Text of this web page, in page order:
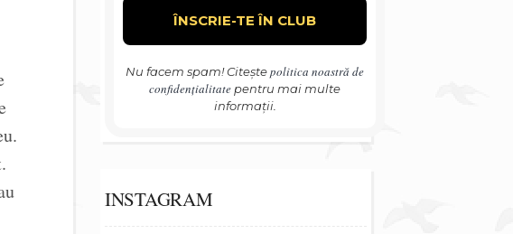
Nu facem spam! Citeștepolitica noastră de
confidențialitate pentru mai multe
informații.
INSTAGRAM